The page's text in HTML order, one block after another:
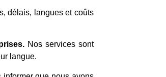
délais, langues et coûts
Nos services sont
langue.